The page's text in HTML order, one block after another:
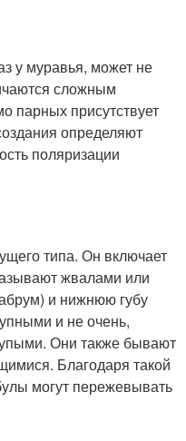
у муравья, может не
сложным
парных присутствует
определяют
поляризации
типа. Он включает
жвалами или
и нижнюю губу
и не очень,
Они также бывают
Благодаря такой
могут пережевывать